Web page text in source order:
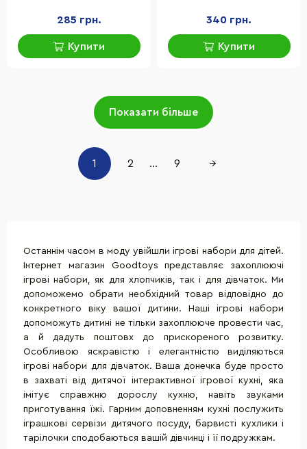
285 грн.
Купити
340 грн.
Купити
Показати більше
1 2 ... 9 →
Останнім часом в моду увійшли ігрові набори для дітей.
Інтернет магазин Goodtoys представляє захоплюючі
ігрові набори, як для хлопчиків, так і для дівчаток. Ми
допоможемо обрати необхідний товар відповідно до
конкретного віку вашої дитини. Наші ігрові набори
допоможуть дитині не тільки захоплююче провести час,
а й дадуть поштовх до прискореного розвитку.
Особливою яскравістю і елегантністю виділяються
ігрові набори для дівчаток. Ваша донечка буде просто
в захваті від дитячої інтерактивної ігрової кухні, яка
імітує справжню дорослу кухню, навіть звуками
приготування їжі. Гарним доповненням кухні послужить
іграшкові сервізи дитячого посуду, барвисті кухлики і
тарілочки сподобаються вашій дівчинці і її подружкам.